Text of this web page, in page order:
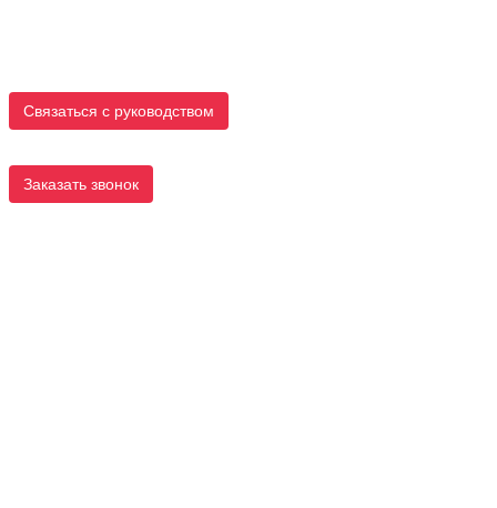
Связаться с руководством
Заказать звонок